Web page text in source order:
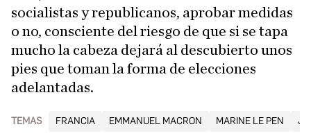
socialistas y republicanos, aprobar medidas
o no, consciente del riesgo de que si se tapa
mucho la cabeza dejará al descubierto unos
pies que toman la forma de elecciones
adelantadas.
TEMAS FRANCIA EMMANUEL MACRON MARINE LE PEN